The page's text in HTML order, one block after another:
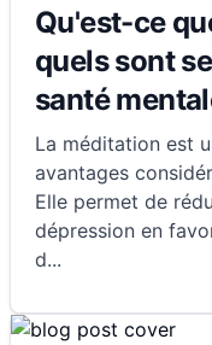
Qu'est-ce
quels sont
santé
La méditation est
avantages
Elle permet de
dépression en
d...